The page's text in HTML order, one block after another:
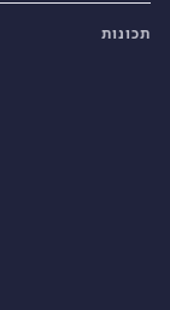
תכונות